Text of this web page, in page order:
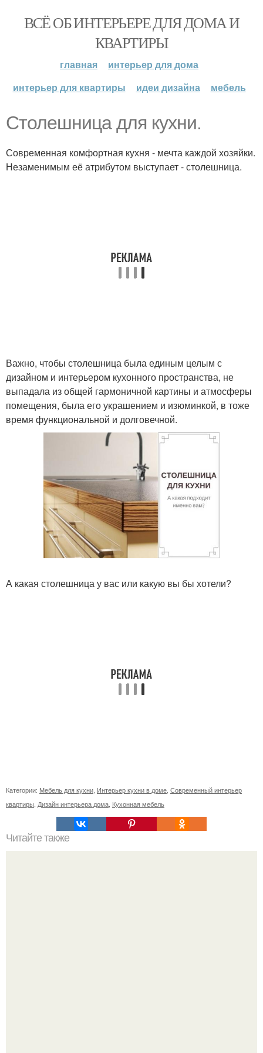
ВСЁ ОБ ИНТЕРЬЕРЕ ДЛЯ ДОМА И
КВАРТИРЫ
главная
интерьер для дома
интерьер для квартиры
идеи дизайна мебель
Столешница для кухни.
Современная комфортная кухня - мечта каждой хозяйки.
Незаменимым её атрибутом выступает - столешница.
Важно, чтобы столешница была единым целым с
дизайном и интерьером кухонного пространства, не
выпадала из общей гармоничной картины и атмосферы
помещения, была его украшением и изюминкой, в тоже
время функциональной и долговечной.
А какая столешница у вас или какую вы бы хотели?
Категории: Мебель для кухни Интерьер кухни в доме Современный интерьер
квартиры Дизайн интерьера дома Кухонная мебель
Читайте также